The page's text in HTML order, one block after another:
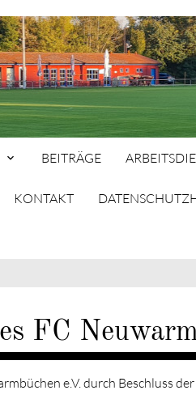
BEITRÄGE
KONTAKT
FC
e.V. durch Beschluss